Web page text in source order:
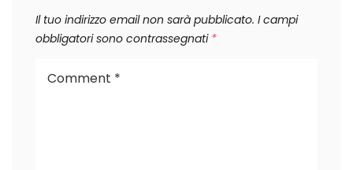
Il tuo indirizzo email non sarà pubblicato. I campi
obbligatori sono contrassegnati *